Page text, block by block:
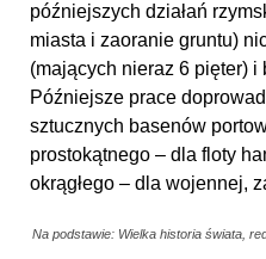
późniejszych działań
miasta i zaoranie gruntu)
(mających nieraz 6 pięter)
Późniejsze prace
sztucznych basenów
prostokątnego – dla floty
okrągłego – dla wojennej,
Na podstawie: Wielka historia świata,